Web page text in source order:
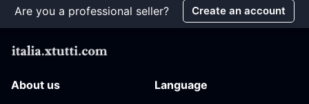
Are you a professional seller? Create an account
About us Language